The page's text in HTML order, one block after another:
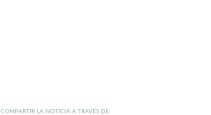
COMPARTIR LA NOTICIA A TRAVÉS DE: